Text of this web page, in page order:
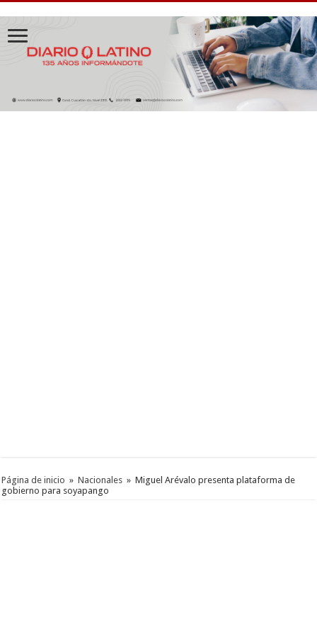
Página de inicio » Nacionales » Miguel Arévalo presenta plataforma de
gobierno para soyapango